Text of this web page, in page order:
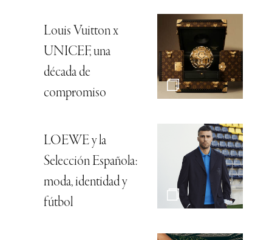
Louis Vuitton x
UNICEF, una
década de
compromiso
LOEWE y la
Selección Española:
moda, identidad y
fútbol